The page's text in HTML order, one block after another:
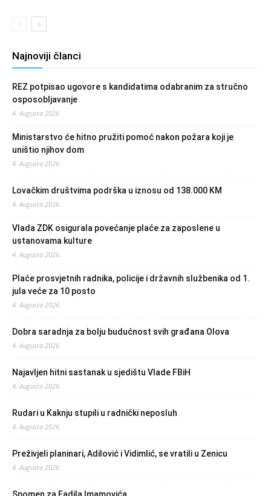
Najnoviji članci
REZ potpisao ugovore s kandidatima odabranim za stručno
osposobljavanje
4. Augusta 2026.
Ministarstvo će hitno pružiti pomoć nakon požara koji je
uništio njihov dom
4. Augusta 2026.
Lovačkim društvima podrška u iznosu od 138.000 KM
4. Augusta 2026.
Vlada ZDK osigurala povećanje plaće za zaposlene u
ustanovama kulture
4. Augusta 2026.
Plaće prosvjetnih radnika, policije i državnih službenika od 1.
jula veće za 10 posto
4. Augusta 2026.
Dobra saradnja za bolju budućnost svih građana Olova
4. Augusta 2026.
Najavljen hitni sastanak u sjedištu Vlade FBiH
4. Augusta 2026.
Rudari u Kaknju stupili u radnički neposluh
4. Augusta 2026.
Preživjeli planinari, Adilović i Vidimlić, se vratili u Zenicu
4. Augusta 2026.